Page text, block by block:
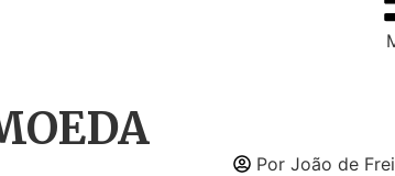
Por João de